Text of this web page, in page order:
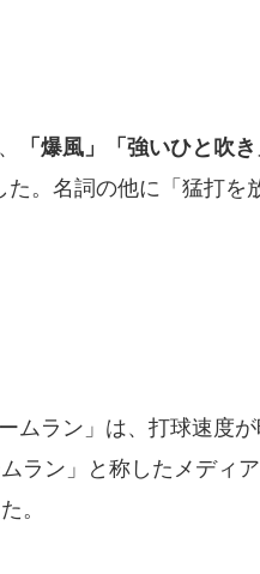
「爆風」「強いひと吹き
。名詞の他に「猛打を
ムラン」は、打球速度
ラン」と称したメディ
。